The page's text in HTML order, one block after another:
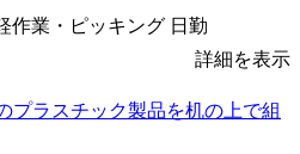
作業・ピッキング 日勤
詳細を表示